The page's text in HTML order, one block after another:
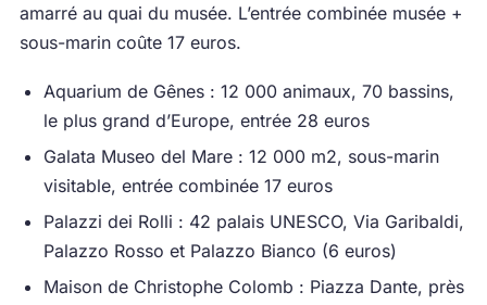
amarré au quai du musée. L’entrée combinée musée +
sous-marin coûte 17 euros.
Aquarium de Gênes : 12 000 animaux, 70 bassins,
le plus grand d’Europe, entrée 28 euros
Galata Museo del Mare : 12 000 m2, sous-marin
visitable, entrée combinée 17 euros
Palazzi dei Rolli : 42 palais UNESCO, Via Garibaldi,
Palazzo Rosso et Palazzo Bianco (6 euros)
Maison de Christophe Colomb : Piazza Dante, près